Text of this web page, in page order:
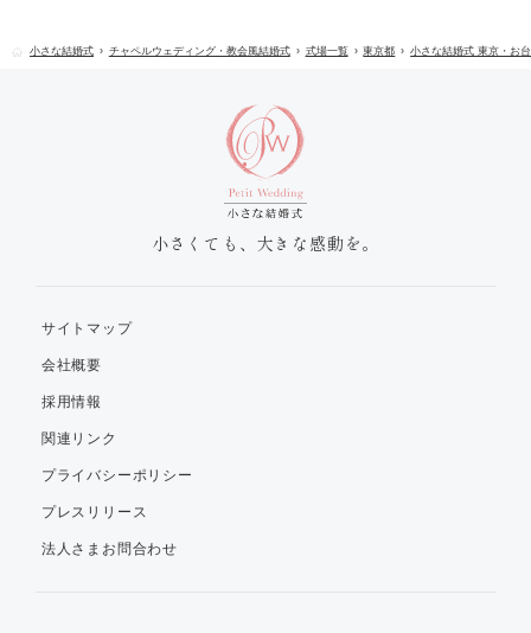
小さな結婚式 チャペルウェディング・教会風結婚式 式場一覧 東京都 小さな結婚式 東京・お
小さくても、大きな感動を。
サイトマップ
会社概要
採用情報
関連リンク
プライバシーポリシー
プレスリリース
法人さまお問合わせ